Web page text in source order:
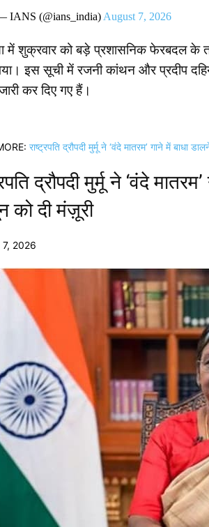
IANS (@ians_india) August 7, 2026
में शुक्रवार को बड़े प्रशासनिक फेरबदल के
इस सूची में रजनी कांथन और प्रदीप
कर दिए गए हैं।
राष्ट्रपति द्रौपदी मुर्मू ने ‘वंदे मातरम’ गाने में बाधा
द्रौपदी मुर्मू ने ‘वंदे
को दी मंज़ूरी
2026